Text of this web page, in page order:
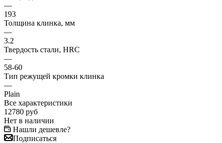
—
193
Толщина клинка, мм
—
3.2
Твердость стали, HRC
—
58-60
Тип режущей кромки клинка
—
Plain
Все характеристики
12780 руб
Нет в наличии
Нашли дешевле?
Подписаться